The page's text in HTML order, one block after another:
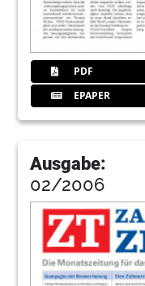
PDF
EPAPER
Ausgabe:
02/2006